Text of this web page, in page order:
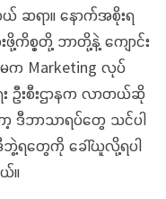
ဆရာ။ နောက်အစိုးရ
ကိစ္စတို့ ဘာတို့နဲ့ ကျောင်း
Marketing လုပ်
ဦးစီးဌာနက လာတယ်ဆို
ာ့ ဒီဘာသာရပ်တွေ သင်ပါ
ရတွေကို ခေါ်ယူလို့ရပါ
။